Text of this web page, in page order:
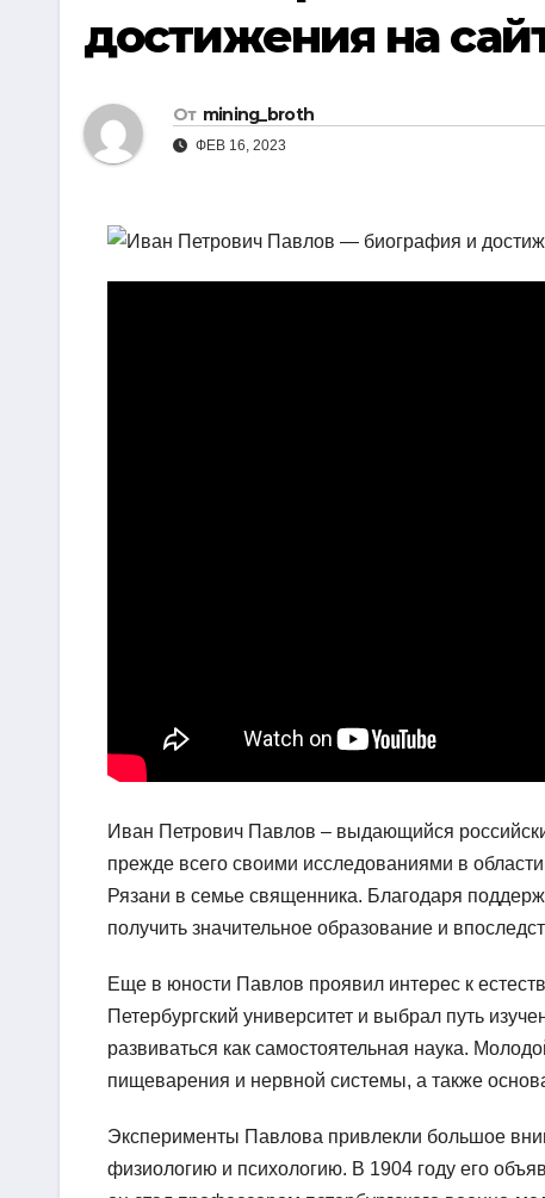
достижения на
От mining_broth
ФЕВ 16, 2023
Иван Петрович Павлов – выдающийся
прежде всего своими исследованиями в
Рязани в семье священника. Благодаря
получить значительное образование и
Еще в юности Павлов проявил интерес к
Петербургский университет и выбрал путь
развиваться как самостоятельная наука.
пищеварения и нервной системы, а также
Эксперименты Павлова привлекли большое
физиологию и психологию. В 1904 году его